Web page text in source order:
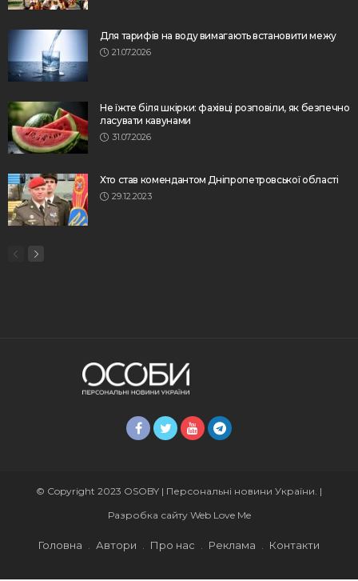
Для тарифів на воду вимагають встановити межу
21.07.2026
Не їжте біля шкірки: фахівці розповіли, як безпечно
ласувати кавунами
31.07.2026
Хто став комендантом Дніпропетровської області
29.12.2023
© Copyright 2023 OSOBY | Персональні новини України. |
Разробка сайтуWeb Love Me
Головна Автори Про нас Реклама Контакти